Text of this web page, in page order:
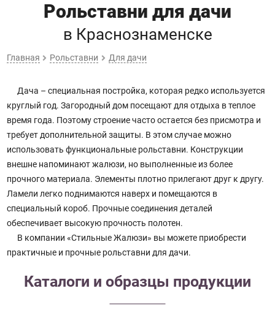
Рольставни для дачи
в Краснознаменске
Главная Рольставни Для дачи
Дача – специальная постройка, которая редко используется
круглый год. Загородный дом посещают для отдыха в теплое
время года. Поэтому строение часто остается без присмотра и
требует дополнительной защиты. В этом случае можно
использовать функциональные рольставни. Конструкции
внешне напоминают жалюзи, но выполненные из более
прочного материала. Элементы плотно прилегают друг к другу.
Ламели легко поднимаются наверх и помещаются в
специальный короб. Прочные соединения деталей
обеспечивает высокую прочность полотен.
В компании «Стильные Жалюзи» вы можете приобрести
практичные и прочные рольставни для дачи.
Каталоги и образцы продукции